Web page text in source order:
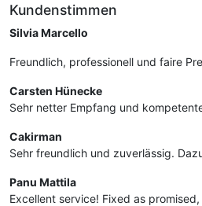
Kundenstimmen
Silvia Marcello
Freundlich, professionell und faire
Carsten Hünecke
Sehr netter Empfang und
Cakirman
Sehr freundlich und zuverlässig.
Panu Mattila
Excellent service! Fixed as